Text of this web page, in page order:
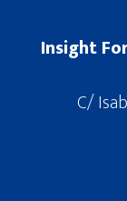
Insight
C/